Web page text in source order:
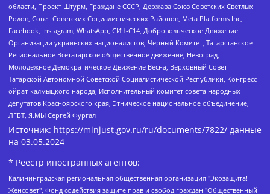
области, Проект Штурм, Граждане СССР, Держава Союз Советских Светлых
Родов, Совет Советских Социалистических Районов, Meta Platforms Inc,
Facebook, Instagram, WhatsApp, СИЧ-С14, Добровольческое Движение
Организации украинских националистов, Черный Комитет, Татарстанское
Региональное Всетатарское общественное движение, Невоград,
Молодежное Демократическое Движение Весна, Верховный Совет
Татарской Автономной Советской Социалистической Республики, Конгресс
ойрат-калмыцкого народа, Исполнительный комитет совета народных
депутатов Красноярского края, Этническое национальное объединение,
ЛГБТ, Я.МЫ Сергей Фургал
Источник: https://minjust.gov.ru/ru/documents/7822/ данные
на 03.05.2024
* Реестр иностранных агентов:
Калининградская региональная общественная организация "Экозащита!-Женсовет", Фонд содействия защите прав и свобод граждан "Общественный вердикт", Фонд "Институт Развития Свободы Информации", Частное учреждение "Информационное агентство МЕМО. РУ", Региональная общественная организация "Общественная комиссия по сохранению наследия академика Сахарова", Фонд поддержки свободы прессы, Санкт-Петербургская общественная правозащитная организация "Гражданский контроль", Межрегиональная общественная организация "Информационно-просветительский центр "Мемориал", Региональный Фонд "Центр Защиты Прав Средств Массовой Информации", с 05.12.2023 Фонд "Центр Защиты Прав Средств массовой информации", Региональная общественная благотворительная организация помощи беженцам и мигрантам "Гражданское содействие", Негосударственное образовательное учреждение дополнительного профессионального образования (повышение квалификации) специалистов "АКАДЕМИЯ ПО ПРАВАМ ЧЕЛОВЕКА", Свердловская региональная общественная организация "Сутяжник", Автономная некоммерческая организация "Центр независимых социологических исследований", Союз общественных объединений "Российский исследовательский центр по правам человека", Региональное общественное учреждение научно-информационный центр "МЕМОРИАЛ", Некоммерческая организация "Фонд защиты гласности", Автономная некоммерческая организация "Институт прав человека", Городская общественная организация "Екатеринбургское общество "МЕМОРИАЛ", Городская общественная организация "Рязанское историко-просветительское и правозащитное общество "Мемориал" (Рязанский Мемориал), Челябинский региональный орган общественной самодеятельности – женское общественное объединение "Женщины Евразии", Челябинский региональный орган общественной самодеятельности "Уральская правозащитная группа", Фонд содействия защите здоровья и социальной справедливости имени Андрея Рылькова, Автономная Некоммерческая Организация "Аналитический Центр Юрия Левады", Автономная некоммерческая организация социальной поддержки населения "Проект Апрель", Региональная общественная организация помощи женщинам и детям, находящимся в кризисной ситуации "Информационно-методический центр "Анна", Фонд содействия развитию массовых коммуникаций и правовому просвещению "Так-так-Так", Фонд содействия устойчивому развитию "Серебряная тайга", Свердловский региональный общественный фонд социальных проектов "Новое время", "Idel.Реалии", Кавказ.Реалии, Крым.Реалии, Телеканал Настоящее Время, Татаро-башкирская служба Радио Свобода (Azatliq Radiosi), Радио Свободная Европа/Радио Свобода (PCE/PC), "Сибирь.Реалии", "Фактограф", Благотворительный фонд помощи осужденным и их семьям, Автономная некоммерческая организация "Институт глобализации и социальных движений", Фонд "В защиту прав заключенных", Частное учреждение "Центр поддержки и содействия развитию средств массовой информации", Пензенский региональный общественный благотворительный фонд "Гражданский союз", "Север.Реалии", Некоммерческая организация Фонд "Правовая инициатива", Общество с ограниченной ответственностью "Радио Свободная Европа/Радио Свобода", Чешское информационное агентство "MEDIUM-ORIENT", Красноярская региональная общественная организация "Мы против СПИДа", Камалягин Денис Николаевич, Маркелов Сергей Евгеньевич, Пономарев Лев Александрович, Савицкая Людмила Алексеевна, Автономная некоммерческая организация "Центр по работе с проблемой насилия "НАСИЛИЮ.НЕТ", Межрегиональный профессиональный союз работников здравоохранения "Альянс врачей", Юридическое лицо, зарегистрированное в Латвийской Республике, SIA "Medusa Project" (регистрационный номер 40103797863, дата регистрации 10.06.2014), Некоммерческая организация "Фонд по борьбе с коррупцией", Автономная некоммерческая организация "Институт права и публичной политики", Баданин Роман Сергеевич, Гликин Максим Александрович, Железнова Мария Михайловна, Лукьянова Юлия Сергеевна, Маетная Елизавета Витальевна, Маняхин Петр Борисович, Чуракова Ольга Владимировна, Ярош Юлия Петровна, Юридическое лицо "The Insider SIA", зарегистрированное в Риге, Латвийская Республика (дата регистрации 26.06.2015), являющееся администратором доменного имени интернет-издания "The Insider SIA", https://theins.ru, Постернак Алексей Евгеньевич, Рубин Михаил Аркадьевич, Анин Роман Александрович, Юридическое лицо Istories fonds, зарегистрированное в Латвийской Республике (регистрационный номер 50008295751, дата регистрации 24.02.2020), Великовский Дмитрий Александрович, Долинина Ирина Николаевна, Мароховская Алеся Алексеевна, Шлейнов Роман Юрьевич, Шмагун Олеся Валентиновна, Общество с ограниченной ответственностью "Альтаир 2021", Общество с ограниченной ответственностью "Вега 2021", Общество с ограниченной ответственностью "Главный редактор 2021", Общество с ограниченной ответственностью "Ромашки монолит", Важенков Артем Валерьевич, Ивановская областная общественная организация "Центр гендерных исследований", Гурман Юрий Альбертович, Медиапроект "ОВД-Инфо", Егоров Владимир Владимирович, Жилинский Владимир Александрович, Общество с ограниченной ответственностью "ЗП", Иванова София Юрьевна, Карезина Инна Павловна, Кильтау Екатерина Викторовна, Петров Алексей Викторович, Пискунов Сергей Евгеньевич, Смирнов Сергей Сергеевич, Тихонов Михаил Сергеевич, Общество с ограниченной ответственностью "ЖУРНАЛИСТ-ИНОСТРАННЫЙ АГЕНТ", Арапова Галина Юрьевна, Вольтская Татьяна Анатольевна, Американская компания "Mason G.E.S. Anonymous Foundation" (США), являющаяся владельцем интернет-издания https://mnews.world/, Компания "Stichting Bellingcat", зарегистрированная в Нидерландах (дата регистрации 11.07.2018), Захаров Андрей Вячеславович, Клепиковская Екатерина Дмитриевна, Общество с ограниченной ответственностью "МЕМО", Перл Роман Александрович, Симонов Евгений Алексеевич, Соловьева Елена Анатольевна, Сотников Даниил Владимирович, Сурначева Елизавета Дмитриевна, Автономная некоммерческая организация по защите прав человека и информированию населения "Якутия – Наше Мнение", Общество с ограниченной ответственностью "Москоу диджитал медиа", с 26.01.2023 Общество с ограниченной ответственностью "Чайка Белые сады", Ветошкина Валерия Валерьевна, Заговора Максим Александрович, Межрегиональное общественное движение "Российская ЛГБТ - сеть", Оленичев Максим Владимирович, Павлов Иван Юрьевич, Скворцова Елена Сергеевна, Общество с ограниченной ответственностью "Как бы инагент", Кочетков Игорь Викторович, Общество с ограниченной ответственностью "Честные выборы", Еланчик Олег Александрович, Общество с ограниченной ответственностью "Нобелевский призыв", Гималова Регина Эмилевна, Григорьев Андрей Валерьевич, Григорьева Алина Александровна, Ассоциация по содействию защите прав призывников, альтернативнослужащих и военнослужащих "Правозащитная группа "Гражданин.Армия.Право", Хисамова Регина Фаритовна, Автономная некоммерческая организация по реализации социально-правовых программ "Лилит", Дальневосточное общественное движение "Маяк", Санкт-Петербургская ЛГБТ-инициативная группа "Выход", Инициативная группа ЛГБТ+ "Реверс", Алексеев Андрей Викторович, Бекбулатова Таисия Львовна, Беляев Иван Михайлович, Владыкина Елена Сергеевна, Гельман Марат Александрович, Никульшина Вероника Юрьевна, Толоконникова Надежда Андреевна, Шендерович Виктор Анатольевич, Общество с ограниченной ответственностью "Данное сообщение", Общество с ограниченной ответственностью Издательский дом "Новая глава", Айнбиндер Александра Александровна, Московский комьюнити-центр для ЛГБТ+инициатив, Благотворительный фонд развития филантропии, Deutsche Welle (Германия, Kurt-Schumacher-Strasse 3, 53113 Bonn), Борзунова Мария Михайловна, Воробьев Виктор Викторович, Голубева Анна Львовна, Константинова Алла Михайловна, Малкова Ирина Владимировна, Мурадов Мурад Абдулгалимович, Осетинская Елизавета Николаевна, Понасенков Евгений Николаевич, Ганапольский Матвей Юрьевич, Киселев Евгений Алексеевич, Борухович Ирина Григорьевна, Дремин Иван Тимофеевич, Дубровский Дмитрий Викторович, Красноярская региональная общественная организация поддержки и развития альтернативных образовательных технологий и межкультурных коммуникаций "ИНТЕРРА", Маяковская Екатерина Алексеевна, Фейгин Марк Захарович, Филимонов Андрей Викторович, Дзугкоева Регина Николаевна, Доброхотов Роман Александрович, Дудь Юрий Александрович, Елкин Сергей Владимирович, Кругликов Кирилл Игоревич, Сабунаева Мария Леонидовна, Семенов Алексей Владимирович, Шаинян Карен Багратович, Шульман Екатерина Михайловна, Асафьев Артур Валерьевич, Вахштайн Виктор Семенович, Венедиктов Алексей Алексеевич, Лушникова Екатерина Евгеньевна, Волков Леонид Михайлович, Невзоров Александр Глебович, Пархоменко Сергей Борисович, Сироткин Ярослав Николаевич, Кара-Мурза Владимир Владимирович, Баранова Наталья Владимировна, Гозман Леонид Яковлевич, Кагарлицкий Борис Юльевич, Климарев Михаил Валерьевич, Милов Владимир Станиславович, Автономная некоммерческая организация Краснодарский центр современного искусства "Типография", Моргенштерн Алишер Тагирович, Соболь Любовь Эдуардовна, Общество с ограниченной ответственностью "ЛИЗА НОРМ", Каспаров Гарри Кимович, Ходорковский Михаил Борисович, Общество с ограниченной ответственностью "Апрельские тезисы", Данилович Ирина Брониславовна, Кашин Олег Владимирович, Петров Николай Владимирович, Пивоваров Алексей Владимирович, Соколов Михаил Владимирович, Цветкова Юлия Владимировна, Чичваркин Евгений Александрович, Комитет против пыток/Команда против пыток, Общество с ограниченной ответственностью "Первый научный", Общество с ограниченной ответственностью "Вертолет и ко", Белоцерковская Вероника Борисовна, Кац Максим Евгеньевич, Лазарева Татьяна Юрьевна, Шаведдинов Руслан Табризович, Яшин Илья Валерьевич, Общество с ограниченной ответственностью "Иноагент ААВ", Алешковский Дмитрий Петрович, Альбац Евгения Марковна, Быков Дмитрий Львович, Галямина Юлия Евгеньевна, Лойко Сергей Леонидович, Мартынов Кирилл Константинович, Медведев Сергей Александрович, Крашенинников Федор Геннадиевич, Гордеева Катерина Вл